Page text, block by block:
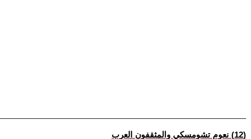
(12) نعوم تشومسكي والمثقفون العرب